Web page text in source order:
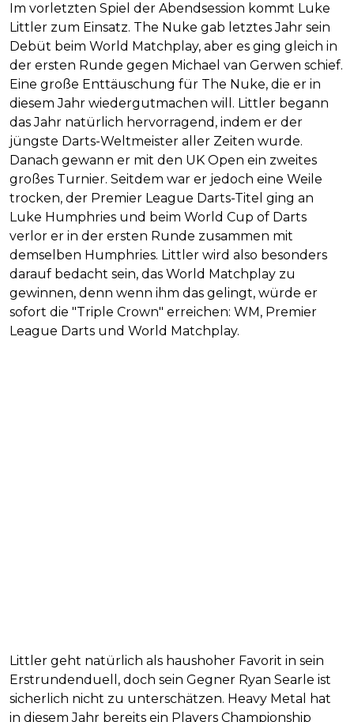
Im vorletzten Spiel der Abendsession kommt Luke
Littler zum Einsatz. The Nuke gab letztes Jahr sein
Debüt beim World Matchplay, aber es ging gleich in
der ersten Runde gegen Michael van Gerwen schief.
Eine große Enttäuschung für The Nuke, die er in
diesem Jahr wiedergutmachen will. Littler begann
das Jahr natürlich hervorragend, indem er der
jüngste Darts-Weltmeister aller Zeiten wurde.
Danach gewann er mit den UK Open ein zweites
großes Turnier. Seitdem war er jedoch eine Weile
trocken, der Premier League Darts-Titel ging an
Luke Humphries und beim World Cup of Darts
verlor er in der ersten Runde zusammen mit
demselben Humphries. Littler wird also besonders
darauf bedacht sein, das World Matchplay zu
gewinnen, denn wenn ihm das gelingt, würde er
sofort die "Triple Crown" erreichen: WM, Premier
League Darts und World Matchplay.
Littler geht natürlich als haushoher Favorit in sein
Erstrundenduell, doch sein Gegner Ryan Searle ist
sicherlich nicht zu unterschätzen. Heavy Metal hat
in diesem Jahr bereits ein Players Championship